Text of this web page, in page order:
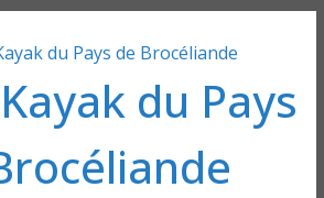
du Pays